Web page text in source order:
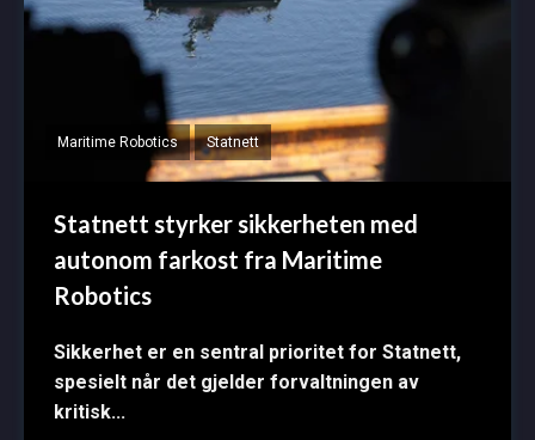
Maritime Robotics Statnett
Statnett styrker sikkerheten med
autonom farkost fra Maritime
Robotics
Sikkerhet er en sentral prioritet for Statnett,
spesielt når det gjelder forvaltningen av
kritisk...